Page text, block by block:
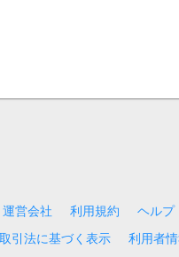
運営会社 利用規約 ヘルプ
引法に基づく表示 利用者